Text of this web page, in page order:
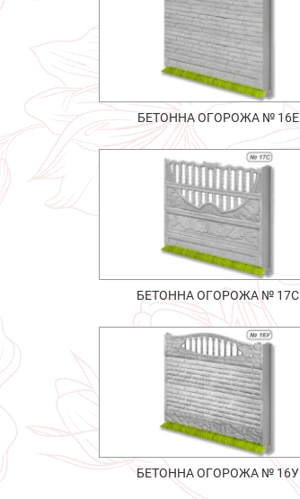
БЕТОННА ОГОРОЖА № 16Е
БЕТОННА ОГОРОЖА № 17С
БЕТОННА ОГОРОЖА № 16У